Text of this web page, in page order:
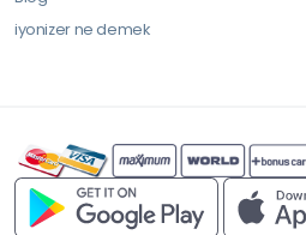
iyonizer ne demek